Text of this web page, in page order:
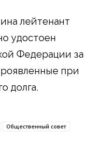
лейтенант
удостоен
Федерации за
при
долга.
Общественный совет